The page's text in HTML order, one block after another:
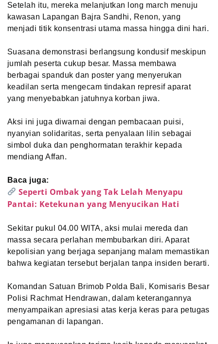
Setelah itu, mereka melanjutkan long march menuju
kawasan Lapangan Bajra Sandhi, Renon, yang
menjadi titik konsentrasi utama massa hingga dini hari.
Suasana demonstrasi berlangsung kondusif meskipun
jumlah peserta cukup besar. Massa membawa
berbagai spanduk dan poster yang menyerukan
keadilan serta mengecam tindakan represif aparat
yang menyebabkan jatuhnya korban jiwa.
Aksi ini juga diwarnai dengan pembacaan puisi,
nyanyian solidaritas, serta penyalaan lilin sebagai
simbol duka dan penghormatan terakhir kepada
mendiang Affan.
Baca juga:
Seperti Ombak yang Tak Lelah Menyapu
Pantai: Ketekunan yang Menyucikan Hati
Sekitar pukul 04.00 WITA, aksi mulai mereda dan
massa secara perlahan membubarkan diri. Aparat
kepolisian yang berjaga sepanjang malam memastikan
bahwa kegiatan tersebut berjalan tanpa insiden berarti.
Komandan Satuan Brimob Polda Bali, Komisaris Besar
Polisi Rachmat Hendrawan, dalam keterangannya
menyampaikan apresiasi atas kerja keras para petugas
pengamanan di lapangan.